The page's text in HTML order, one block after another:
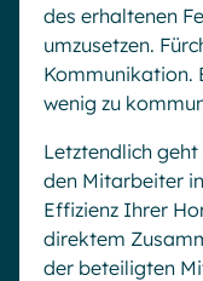
des erhaltenen
umzusetzen.
Kommunikation.
wenig zu
Letztendlich
den Mitarbeiter
Effizienz Ihrer
direktem
der beteiligten